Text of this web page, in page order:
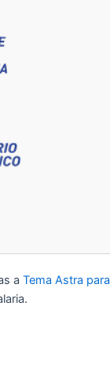
a Tema Astra para